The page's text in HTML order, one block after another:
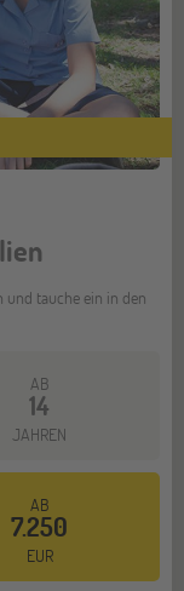
und tauche ein in den
AB
14
JAHREN
AB
7.250
EUR